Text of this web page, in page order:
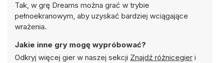
Tak, w grę Dreams można grać w trybie
pełnoekranowym, aby uzyskać bardziej wciągające
wrażenia.
Jakie inne gry mogę wypróbować?
Odkryj więcej gier w naszej sekcji Znajdź różnicegier i